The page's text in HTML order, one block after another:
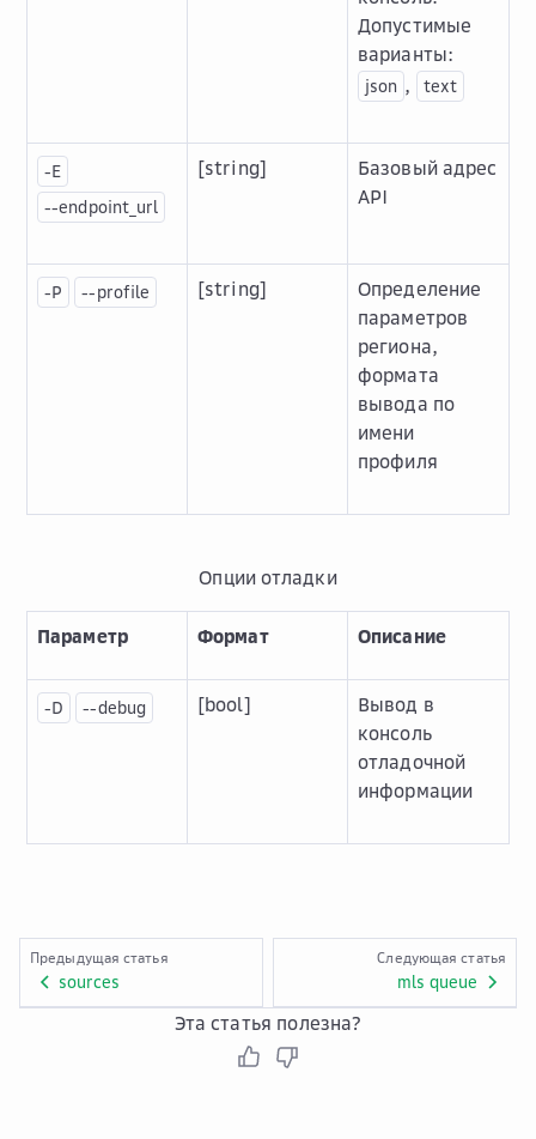
Допустимые
варианты:
json , text
-E
--endpoint_url
[string]
Базовый адрес
API
-P --profile [string]
Определение
параметров
региона,
формата
вывода по
имени
профиля
Опции отладки
Параметр Формат Описание
-D --debug [bool]
Вывод в
консоль
отладочной
информации
Предыдущая статья
sources
Следующая статья
mls queue
Эта статья полезна?